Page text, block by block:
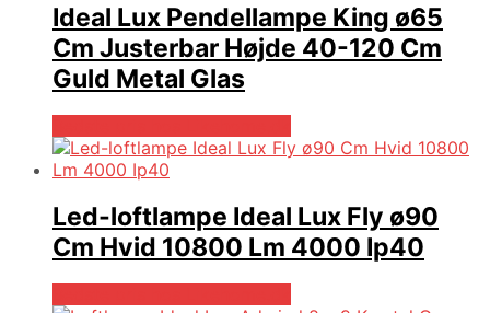
Ideal Lux Pendellampe King ø65
Cm Justerbar Højde 40-120 Cm
Guld Metal Glas
Led-loftlampe Ideal Lux Fly ø90
Cm Hvid 10800 Lm 4000 Ip40